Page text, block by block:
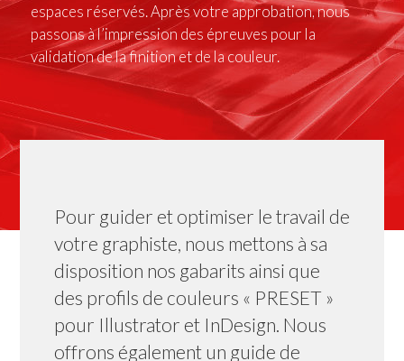
espaces réservés. Après votre approbation, nous
passons à l’impression des épreuves pour la
validation de la finition et de la couleur.
Pour guider et optimiser le travail de
votre graphiste, nous mettons à sa
disposition nos gabarits ainsi que
des profils de couleurs « PRESET »
pour Illustrator et InDesign. Nous
offrons également un guide de